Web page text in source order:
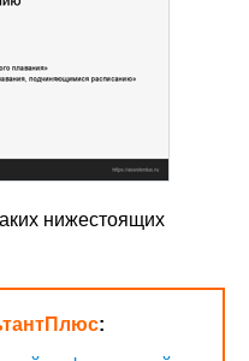
нижестоящих
: